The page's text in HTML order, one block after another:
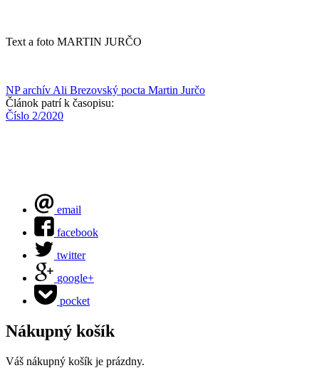
Text a foto MARTIN JURČO
NP archív Ali Brezovský pocta Martin Jurčo
Článok patrí k časopisu:
Číslo 2/2020
email
facebook
twitter
google+
pocket
Nákupný košík
Váš nákupný košík je prázdny.